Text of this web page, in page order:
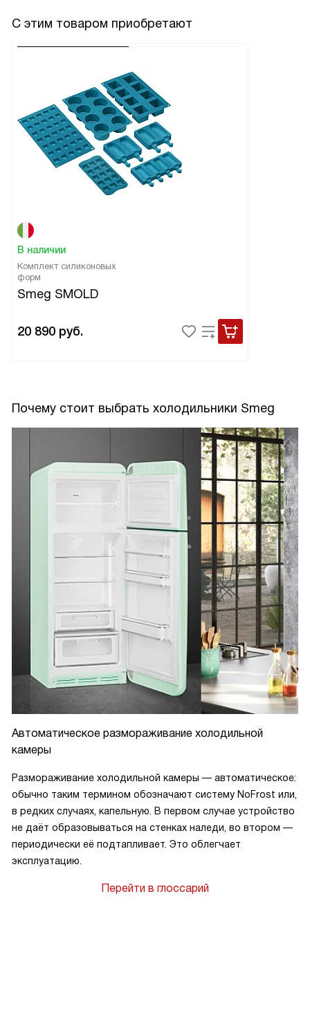
С этим товаром приобретают
В наличии
Комплект силиконовых
форм
Smeg SMOLD
20 890 руб.
Почему стоит выбрать холодильники Smeg
Автоматическое размораживание холодильной
камеры
Размораживание холодильной камеры — автоматическое:
обычно таким термином обозначают систему NoFrost или,
в редких случаях, капельную. В первом случае устройство
не даёт образовываться на стенках наледи, во втором —
периодически её подтапливает. Это облегчает
эксплуатацию.
Перейти в глоссарий